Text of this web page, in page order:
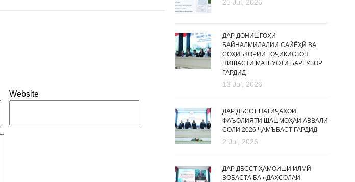
Website
25 Jul, 2026
ДАР ДОНИШГОҲИ
БАЙНАЛМИЛАЛИИ САЙЁҲӢ ВА
СОҲИБКОРИИ ТОҶИКИСТОН
НИШАСТИ МАТБУОТӢ БАРГУЗОР
ГАРДИД
13 Jul, 2026
ДАР ДБССТ НАТИҶАҲОИ
ФАЪОЛИЯТИ ШАШМОҲАИ АВВАЛИ
СОЛИ 2026 ҶАМЪБАСТ ГАРДИД
2 Jul, 2026
ДАР ДБССТ ҲАМОИШИ ИЛМӢ
ВОБАСТА БА «ДАҲСОЛАИ